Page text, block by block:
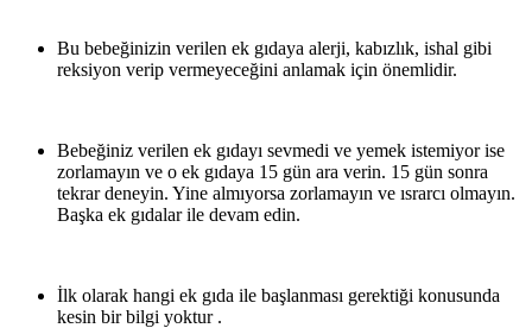
Bu bebeğinizin verilen ek gıdaya alerji, kabızlık, ishal gibi
reksiyon verip vermeyeceğini anlamak için önemlidir.
Bebeğiniz verilen ek gıdayı sevmedi ve yemek istemiyor ise
zorlamayın ve o ek gıdaya 15 gün ara verin. 15 gün sonra
tekrar deneyin. Yine almıyorsa zorlamayın ve ısrarcı olmayın.
Başka ek gıdalar ile devam edin.
İlk olarak hangi ek gıda ile başlanması gerektiği konusunda
kesin bir bilgi yoktur .